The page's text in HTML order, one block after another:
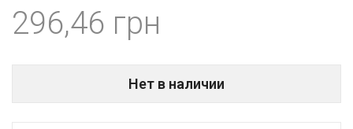
296,46
Нет в наличии